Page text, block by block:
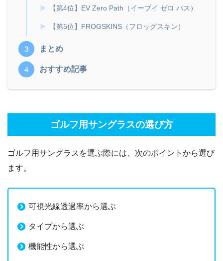
【第4位】EV Zero Path（イーブイ ゼロ パス）
【第5位】FROGSKINS（フロッグスキン）
まとめ
おすすめ記事
ゴルフ用サングラスの選び方
ゴルフ用サングラスを選ぶ際には、次のポイントから選び
ます。
可視光線透過率から選ぶ
タイプから選ぶ
機能性から選ぶ